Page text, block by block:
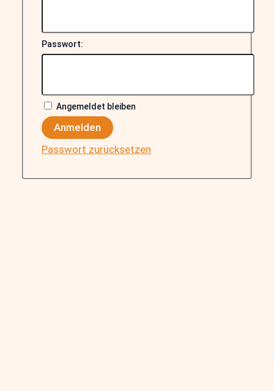
Passwort:
Angemeldet bleiben
Anmelden
Passwort zurücksetzen